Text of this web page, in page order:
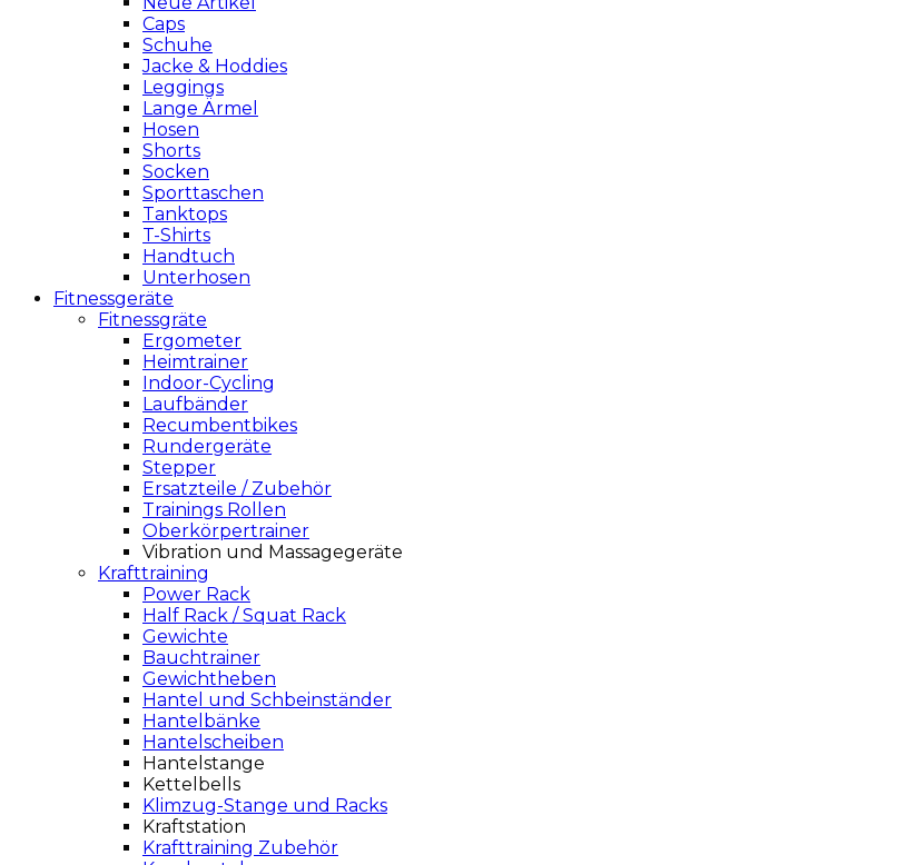
Caps
Schuhe
Jacke & Hoddies
Leggings
Lange Ärmel
Hosen
Shorts
Socken
Sporttaschen
Tanktops
T-Shirts
Handtuch
Unterhosen
Fitnessgeräte
Fitnessgräte
Ergometer
Heimtrainer
Indoor-Cycling
Laufbänder
Recumbentbikes
Rundergeräte
Stepper
Ersatzteile / Zubehör
Trainings Rollen
Oberkörpertrainer
Vibration und Massagegeräte
Krafttraining
Power Rack
Half Rack / Squat Rack
Gewichte
Bauchtrainer
Gewichtheben
Hantel und Schbeinständer
Hantelbänke
Hantelscheiben
Hantelstange
Kettelbells
Klimzug-Stange und Racks
Kraftstation
Krafttraining Zubehör